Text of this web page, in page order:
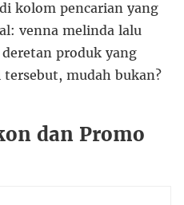
kolom pencarian yang
venna melinda lalu
produk yang
mudah bukan?
dan Promo